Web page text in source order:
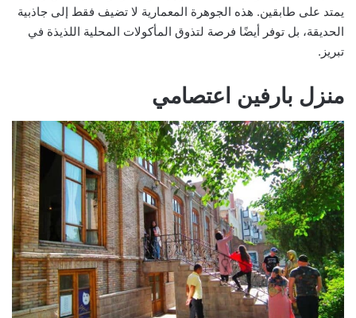
يمتد على طابقين. هذه الجوهرة المعمارية لا تضيف فقط إلى جاذبية
الحديقة، بل توفر أيضًا فرصة لتذوق المأكولات المحلية اللذيذة في
تبريز.
منزل بارفين اعتصامي